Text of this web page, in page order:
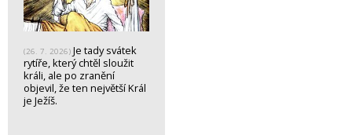
(26. 7. 2026) Je tady svátek
rytíře, který chtěl sloužit
králi, ale po zranění
objevil, že ten největší Král
je Ježíš.